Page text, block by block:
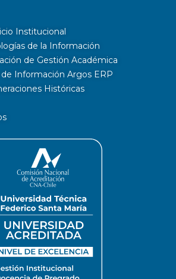
Institucional
de la Información
de Gestión Académica
Información Argos ERP
Históricas